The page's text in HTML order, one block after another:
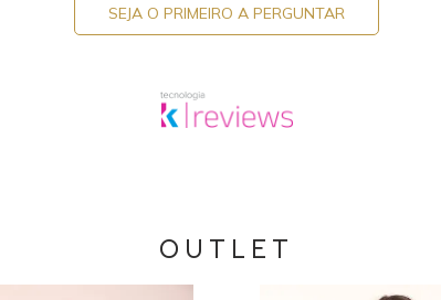
SEJA O PRIMEIRO A PERGUNTAR
OUTLET